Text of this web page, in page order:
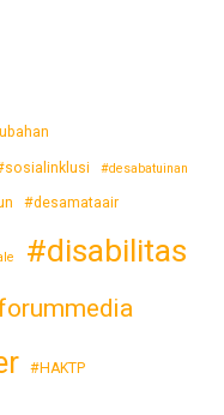
#desabatuinan
#desamataair
#disabilitas
#HAKTP